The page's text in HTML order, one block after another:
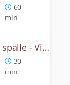
60
min
Flow braccia e spalle - Vinyasa yoga
30
min